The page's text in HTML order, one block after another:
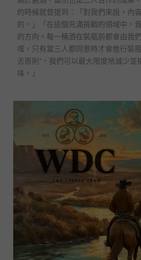
的時候就曾提到：「對我們來說，內
的。」「在這個充滿挑戰的領域中，
的方向。每一桶酒在裝瓶前都會由我
嚐，只有當三人都同意時才會進行裝
舌原則”，我們可以最大限度地減少並
味。」